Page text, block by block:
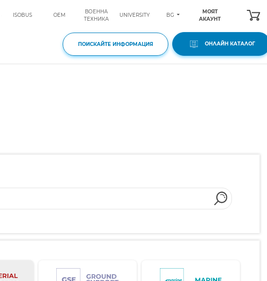
ISOBUS OEM
ВОЕННА
ТЕХНИКА
UNIVERSITY BG
МОЯТ
АКАУНТ
ПОИСКАЙТЕ ИНФОРМАЦИЯ ОНЛАЙН КАТАЛОГ